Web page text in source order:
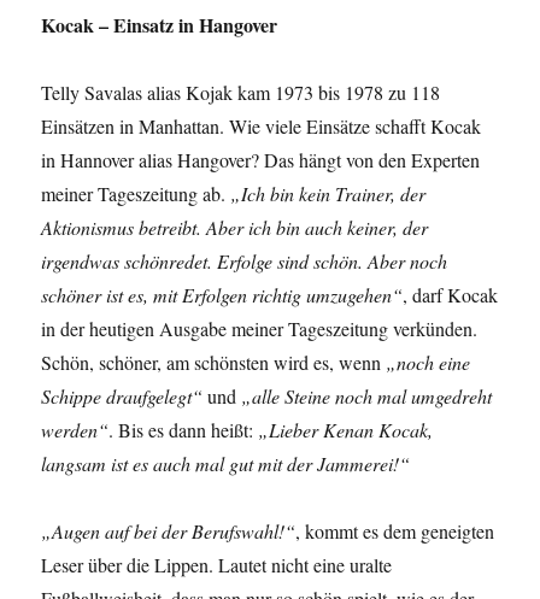
Kocak – Einsatz in Hangover
Telly Savalas alias Kojak kam 1973 bis 1978 zu 118
Einsätzen in Manhattan. Wie viele Einsätze schafft Kocak
in Hannover alias Hangover? Das hängt von den Experten
meiner Tageszeitung ab. „Ich bin kein Trainer, der
Aktionismus betreibt. Aber ich bin auch keiner, der
irgendwas schönredet. Erfolge sind schön. Aber noch
schöner ist es, mit Erfolgen richtig umzugehen“, darf Kocak
in der heutigen Ausgabe meiner Tageszeitung verkünden.
Schön, schöner, am schönsten wird es, wenn „noch eine
Schippe draufgelegt“ und „alle Steine noch mal umgedreht
werden“. Bis es dann heißt: „Lieber Kenan Kocak,
langsam ist es auch mal gut mit der Jammerei!“
„Augen auf bei der Berufswahl!“, kommt es dem geneigten
Leser über die Lippen. Lautet nicht eine uralte